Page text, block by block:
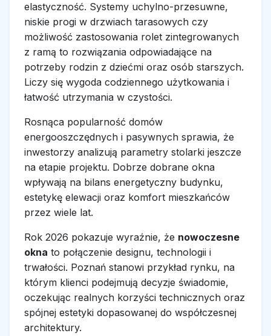
elastyczność. Systemy uchylno-przesuwne,
niskie progi w drzwiach tarasowych czy
możliwość zastosowania rolet zintegrowanych
z ramą to rozwiązania odpowiadające na
potrzeby rodzin z dziećmi oraz osób starszych.
Liczy się wygoda codziennego użytkowania i
łatwość utrzymania w czystości.
Rosnąca popularność domów
energooszczędnych i pasywnych sprawia, że
inwestorzy analizują parametry stolarki jeszcze
na etapie projektu. Dobrze dobrane okna
wpływają na bilans energetyczny budynku,
estetykę elewacji oraz komfort mieszkańców
przez wiele lat.
Rok 2026 pokazuje wyraźnie, że nowoczesne
okna to połączenie designu, technologii i
trwałości. Poznań stanowi przykład rynku, na
którym klienci podejmują decyzje świadomie,
oczekując realnych korzyści technicznych oraz
spójnej estetyki dopasowanej do współczesnej
architektury.